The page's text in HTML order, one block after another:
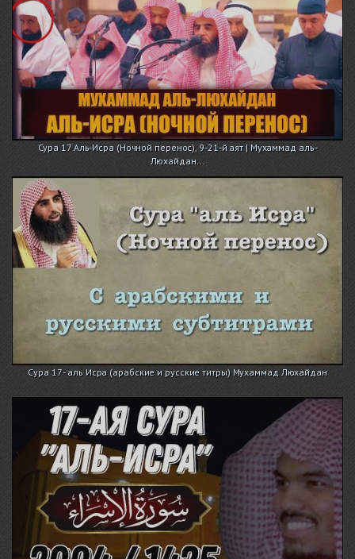
Сура 17 Аль-Исра (Ночной перенос), 9-21-й аят | Мухаммад аль-
Люхайдан...
Сура 17 - аль Исра (арабские и русские титры) Мухаммад Люхайдан